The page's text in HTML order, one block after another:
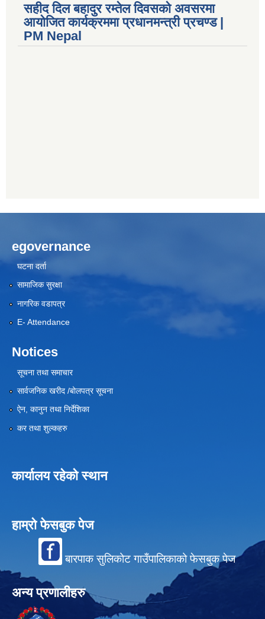
सहीद दिल बहादुर रम्तेल दिवसको अवसरमा
आयोजित कार्यक्रममा प्रधानमन्त्री प्रचण्ड |
PM Nepal
egovernance
घटना दर्ता
सामाजिक सुरक्षा
नागरिक वडापत्र
E- Attendance
Notices
सूचना तथा समाचार
सार्वजनिक खरीद /बोलपत्र सूचना
ऐन, कानुन तथा निर्देशिका
कर तथा शुल्कहरु
कार्यालय रहेको स्थान
हाम्रो फेसबुक पेज
बारपाक सुलिकोट गाउँपालिकाको फेसबुक पेज
अन्य प्रणालीहरु